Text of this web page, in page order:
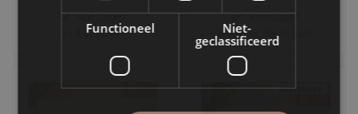
Auf Lager
3 - 4 Wochen
Verfügbar
week 33, 15 August
Functioneel
Niet-
geclassificeerd